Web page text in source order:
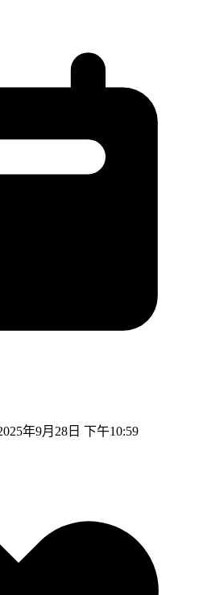
年9月28日 下午10:59